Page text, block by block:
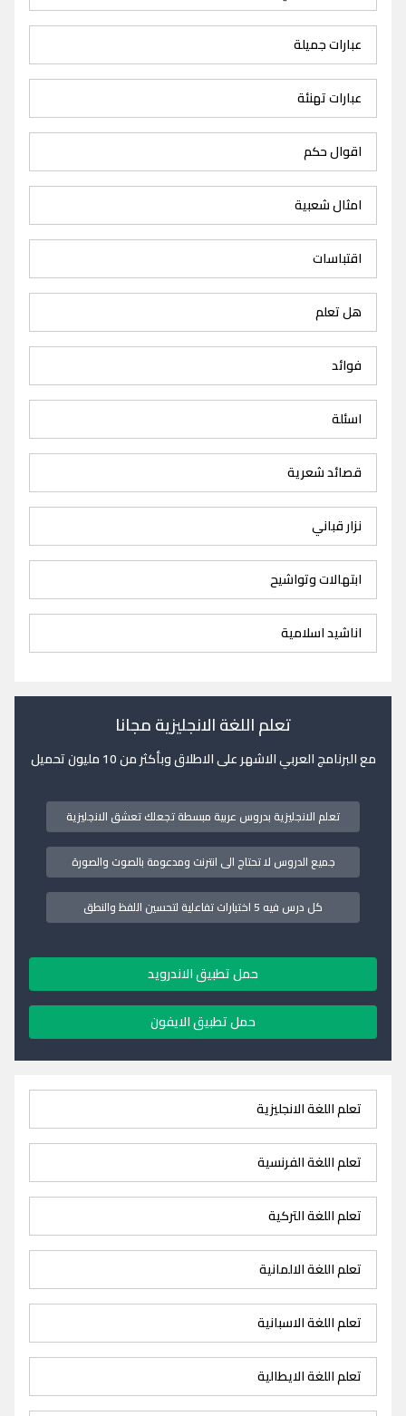
عبارات جميلة
عبارات تهنئة
اقوال حكم
امثال شعبية
اقتباسات
هل تعلم
فوائد
اسئلة
قصائد شعرية
نزار قباني
ابتهالات وتواشيح
اناشيد اسلامية
تعلم اللغة الانجليزية مجانا
مع البرنامج العربي الاشهر على الاطلاق وبأكثر من 10 مليون تحميل
تعلم الانجليزية بدروس عربية مبسطة تجعلك تعشق الانجليزية
جميع الدروس لا تحتاج الى انترنت ومدعومة بالصوت والصورة
كل درس فيه 5 اختبارات تفاعلية لتحسين اللفظ والنطق
حمل تطبيق الاندرويد
حمل تطبيق الايفون
تعلم اللغة الانجليزية
تعلم اللغة الفرنسية
تعلم اللغة التركية
تعلم اللغة الالمانية
تعلم اللغة الاسبانية
تعلم اللغة الايطالية